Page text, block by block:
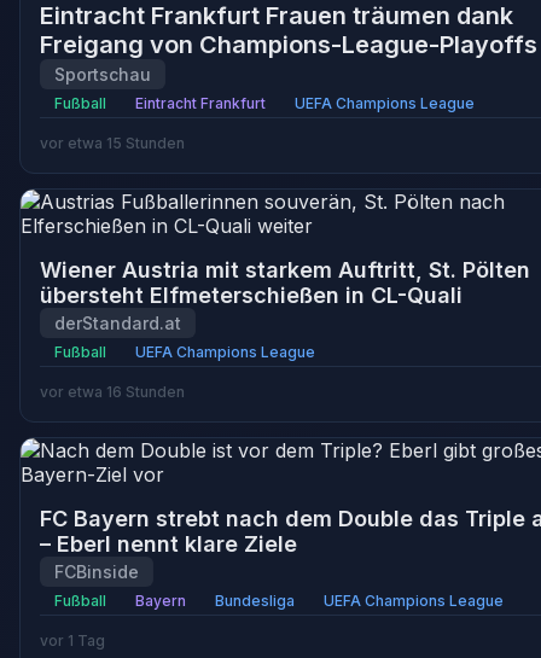
Eintracht Frankfurt Frauen träumen dank
Freigang von Champions-League-Playoffs
Sportschau
Fußball Eintracht Frankfurt UEFA Champions League
vor etwa 15 Stunden
Wiener Austria mit starkem Auftritt, St. Pölten
übersteht Elfmeterschießen in CL-Quali
derStandard.at
Fußball UEFA Champions League
vor etwa 16 Stunden
FC Bayern strebt nach dem Double das Triple
– Eberl nennt klare Ziele
FCBinside
Fußball Bayern Bundesliga UEFA Champions League
vor 1 Tag